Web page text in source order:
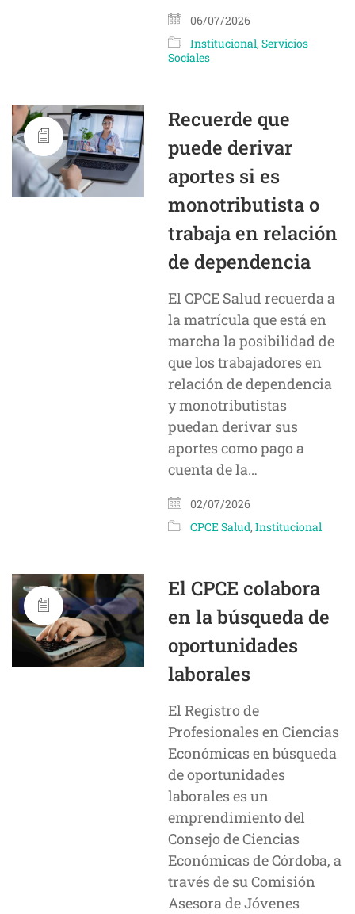
06/07/2026
Institucional,Servicios
Sociales
Recuerde que
puede derivar
aportes si es
monotributista o
trabaja en relación
de dependencia
El CPCE Salud recuerda a
la matrícula que está en
marcha la posibilidad de
que los trabajadores en
relación de dependencia
y monotributistas
puedan derivar sus
aportes como pago a
cuenta de la…
02/07/2026
CPCE Salud,Institucional
El CPCE colabora
en la búsqueda de
oportunidades
laborales
El Registro de
Profesionales en Ciencias
Económicas en búsqueda
de oportunidades
laborales es un
emprendimiento del
Consejo de Ciencias
Económicas de Córdoba, a
través de su Comisión
Asesora de Jóvenes